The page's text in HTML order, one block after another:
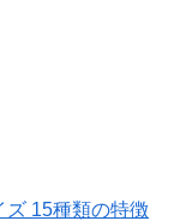
ズ 15種類の特徴